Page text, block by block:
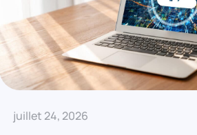
juillet 24, 2026